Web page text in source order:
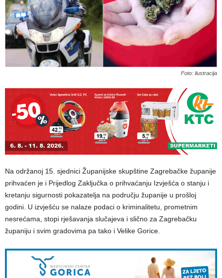
Foto: ilustracija
Na održanoj 15. sjednici Županijske skupštine Zagrebačke županije
prihvaćen je i Prijedlog Zaključka o prihvaćanju Izvješća o stanju i
kretanju sigurnosti pokazatelja na području županije u prošloj
godini. U izvješću se nalaze podaci o kriminalitetu, prometnim
nesrećama, stopi rješavanja slučajeva i slično za Zagrebačku
županiju i svim gradovima pa tako i Velike Gorice.